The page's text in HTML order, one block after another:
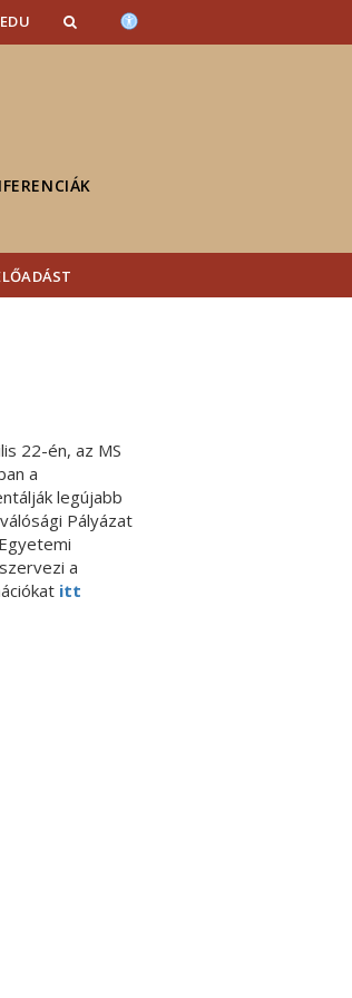
22-én, az MS
a
legújabb
Pályázat
a
itt